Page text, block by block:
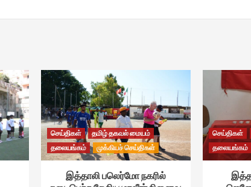
செய்திகள்
தமிழ் தகவல் மையம்
தலையங்கம்
முக்கியச் செய்திகள்
இத்தாலி பலெர்மோ நகரில்
செய்திகள்
தலையங்கம்